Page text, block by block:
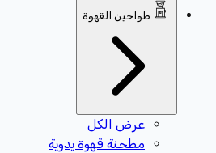
طواحين القهوة
عرض الكل
مطحنة قهوة يدوية